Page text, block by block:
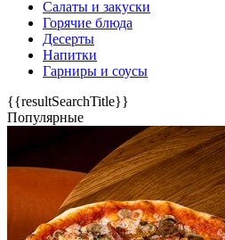
Салаты и закуски
Горячие блюда
Десерты
Напитки
Гарниры и соусы
{{resultSearchTitle}}
Популярные